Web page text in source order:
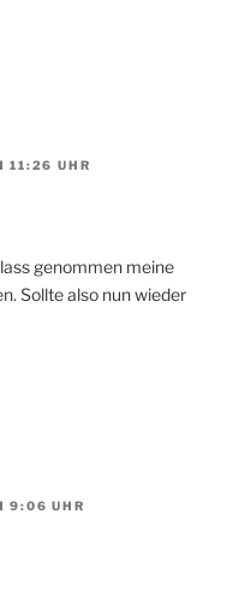
11:26 UHR
genommen meine
Sollte also nun wieder
9:06 UHR